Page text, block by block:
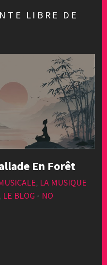
LIBRE DE
En Forêt
, LA MUSIQUE
, LE BLOG • NO